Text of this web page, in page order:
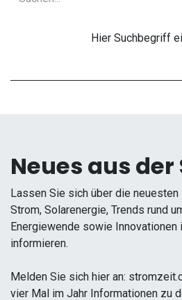
Hier Suchbegriff
Neues aus
Lassen Sie sich über die
Strom, Solarenergie, Trends rund
Energiewende sowie Innovationen
informieren.
Melden Sie sich hier an:
vier Mal im Jahr Informationen zu